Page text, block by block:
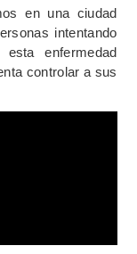
en una ciudad
intentando
enfermedad
controlar a sus